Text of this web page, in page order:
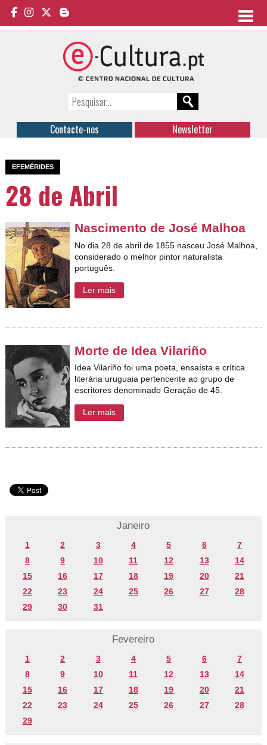
Contacte-nos Newsletter
EFEMÉRIDES
28 de Abril
Nascimento de José Malhoa
No dia 28 de abril de 1855 nasceu José Malhoa,
considerado o melhor pintor naturalista
português.
Ler mais
Morte de Idea Vilariño
Idea Vilariño foi uma poeta, ensaísta e crítica
literária uruguaia pertencente ao grupo de
escritores denominado Geração de 45.
Ler mais
Janeiro
1 2 3 4 5 6
7
8
9 10 11 12 13
14
15
16 17 18 19 20
21
22
23 24 25 26 27
28
29
30 31
Fevereiro
1 2 3 4 5 6
7
8
9 10 11 12 13
14
15
16 17 18 19 20
21
22
23 24 25 26 27
28
29